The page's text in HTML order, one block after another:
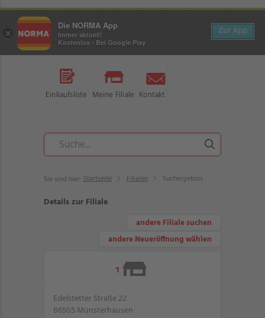
Einkaufsliste Meine Filiale Kontakt
Sie sind hier: Startseite Filialen Suchergebnis
Details zur Filiale
andere Filiale suchen
andere Neueröffnung wählen
1
Edelstetter Straße 22
86505 Münsterhausen
×
Die NORMA App
Immer aktuell!
Kostenlos - Bei Google Play
Zur App